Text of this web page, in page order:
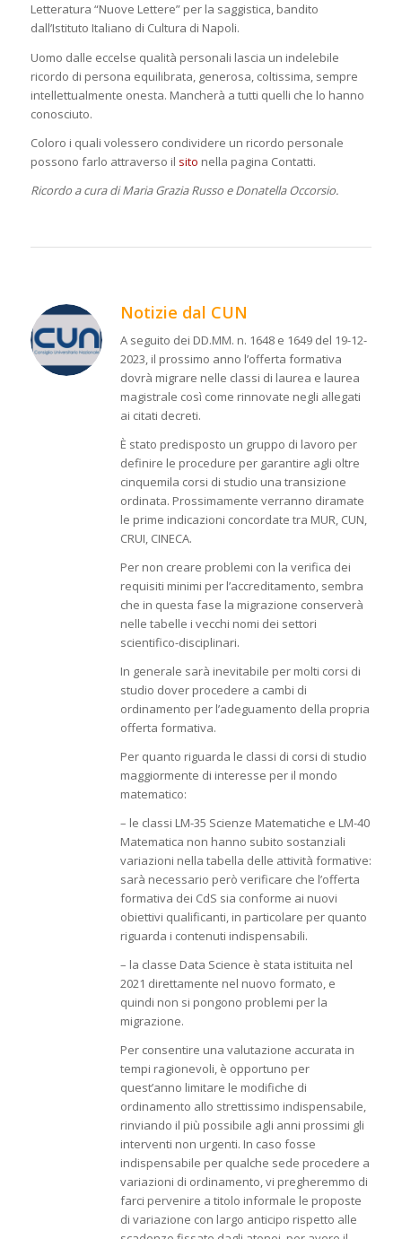
Letteratura “Nuove Lettere” per la saggistica, bandito
dall’Istituto Italiano di Cultura di Napoli.
Uomo dalle eccelse qualità personali lascia un indelebile
ricordo di persona equilibrata, generosa, coltissima, sempre
intellettualmente onesta. Mancherà a tutti quelli che lo hanno
conosciuto.
Coloro i quali volessero condividere un ricordo personale
possono farlo attraverso il sito nella pagina Contatti.
Ricordo a cura di Maria Grazia Russo e Donatella Occorsio.
Notizie dal CUN
A seguito dei DD.MM. n. 1648 e 1649 del 19-12-
2023, il prossimo anno l’offerta formativa
dovrà migrare nelle classi di laurea e laurea
magistrale così come rinnovate negli allegati
ai citati decreti.
È stato predisposto un gruppo di lavoro per
definire le procedure per garantire agli oltre
cinquemila corsi di studio una transizione
ordinata. Prossimamente verranno diramate
le prime indicazioni concordate tra MUR, CUN,
CRUI, CINECA.
Per non creare problemi con la verifica dei
requisiti minimi per l’accreditamento, sembra
che in questa fase la migrazione conserverà
nelle tabelle i vecchi nomi dei settori
scientifico-disciplinari.
In generale sarà inevitabile per molti corsi di
studio dover procedere a cambi di
ordinamento per l’adeguamento della propria
offerta formativa.
Per quanto riguarda le classi di corsi di studio
maggiormente di interesse per il mondo
matematico:
– le classi LM-35 Scienze Matematiche e LM-40
Matematica non hanno subito sostanziali
variazioni nella tabella delle attività formative:
sarà necessario però verificare che l’offerta
formativa dei CdS sia conforme ai nuovi
obiettivi qualificanti, in particolare per quanto
riguarda i contenuti indispensabili.
– la classe Data Science è stata istituita nel
2021 direttamente nel nuovo formato, e
quindi non si pongono problemi per la
migrazione.
Per consentire una valutazione accurata in
tempi ragionevoli, è opportuno per
quest’anno limitare le modifiche di
ordinamento allo strettissimo indispensabile,
rinviando il più possibile agli anni prossimi gli
interventi non urgenti. In caso fosse
indispensabile per qualche sede procedere a
variazioni di ordinamento, vi pregheremmo di
farci pervenire a titolo informale le proposte
di variazione con largo anticipo rispetto alle